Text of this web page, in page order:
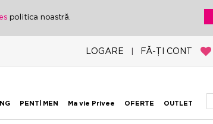
politica noastră.
LOGARE | FĂ-ȚI CONT
PENTİ MEN Ma vie Privee OFERTE OUTLET